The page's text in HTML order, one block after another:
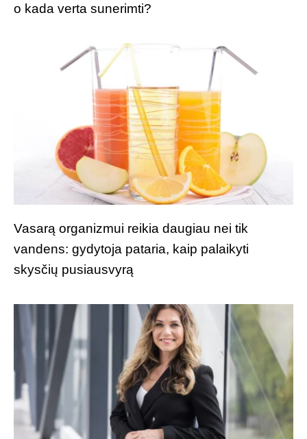
o kada verta sunerimti?
Vasarą organizmui reikia daugiau nei tik
vandens: gydytoja pataria, kaip palaikyti
skysčių pusiausvyrą